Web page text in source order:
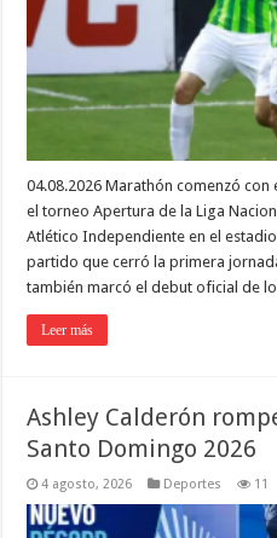
04.08.2026 Marathón comenzó
el torneo Apertura de la Liga
Atlético Independiente en el
partido que cerró la primera
también marcó el debut oficial de
Leer más
Ashley Calderón
Santo Domingo 2026
4 agosto, 2026 Deportes 11